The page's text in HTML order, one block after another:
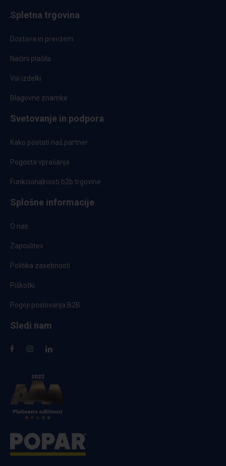
Spletna trgovina
Dostava in prevzem
Načini plačila
Vsi izdelki
Blagovne znamke
Svetovanje in podpora
Kako postati naš partner
Pogosta vprašanja
Funkcionalnosti b2b trgovine
Splošne informacije
O nas
Zaposlitev
Politika zasebnosti
Piškotki
Pogoji poslovanja B2B
Sledi nam